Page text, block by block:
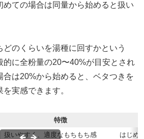
めての場合は同量から始めると扱い
のくらいを湯種に回すかという
的に全粉量の20〜40%が目安とされ
合は20%から始めると、ベタつきを
実感できます。
特徴
扱いやすく、適度なもちもち感
はじめ